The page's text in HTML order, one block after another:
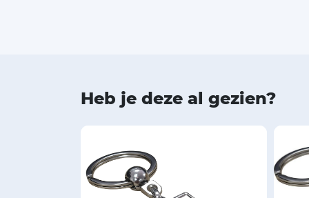
Heb je deze al gezien?